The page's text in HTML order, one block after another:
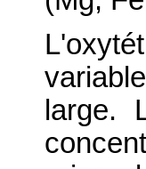
large.